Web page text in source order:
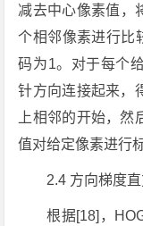
减去中心像素值，
个相邻像素进行比
码为1。对于每个
针方向连接起来，
上相邻的开始，然
值对给定像素进行
2.4 方向梯度
根据[18]，